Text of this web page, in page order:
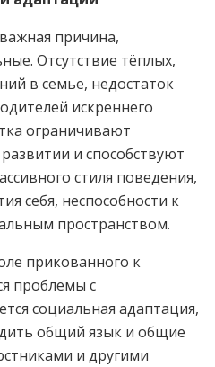
причина,
Отсутствие тёплых,
в семье, недостаток
искреннего
ограничивают
и способствуют
стиля поведения,
себя, неспособности к
пространством.
прикованного к
проблемы с
социальная адаптация,
общий язык и общие
и другими